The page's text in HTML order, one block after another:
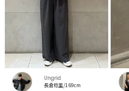
Ungrid
長倉稔里/169cm